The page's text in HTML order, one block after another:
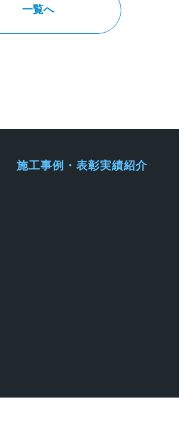
一覧へ
施工事例・表彰実績紹介